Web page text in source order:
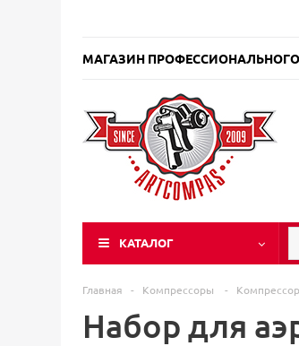
МАГАЗИН
КАТАЛОГ
Главная - Компрессоры -
Набор для